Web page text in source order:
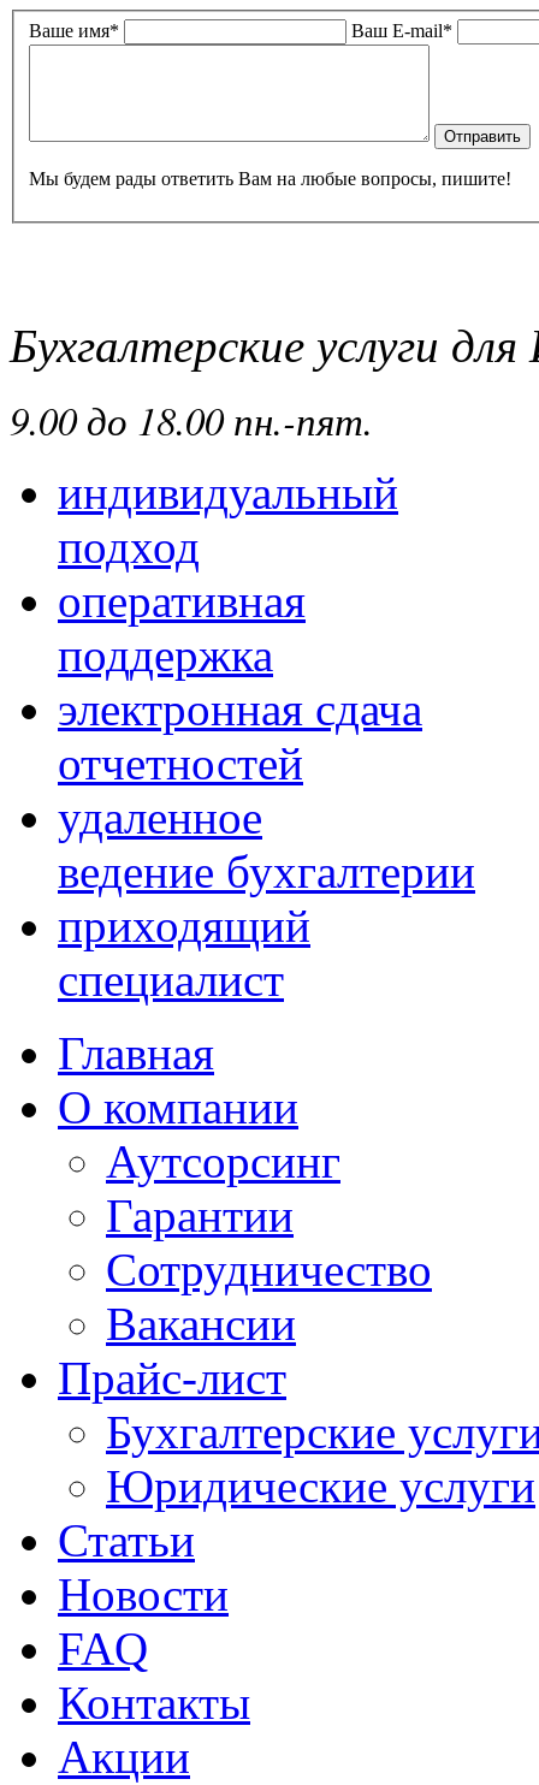
Ваше имя* Ваш E-mail*
Мы будем рады ответить Вам на любые вопросы, пишите!
Бухгалтерские услуги
9.00 до 18.00 пн.-пят.
индивидуальный
подход
оперативная
поддержка
электронная сдача
отчетностей
удаленное
ведение бухгалтерии
приходящий
специалист
Главная
О компании
Аутсорсинг
Гарантии
Сотрудничество
Вакансии
Прайс-лист
Бухгалтерские
Юридические услуги
Статьи
Новости
FAQ
Контакты
Акции